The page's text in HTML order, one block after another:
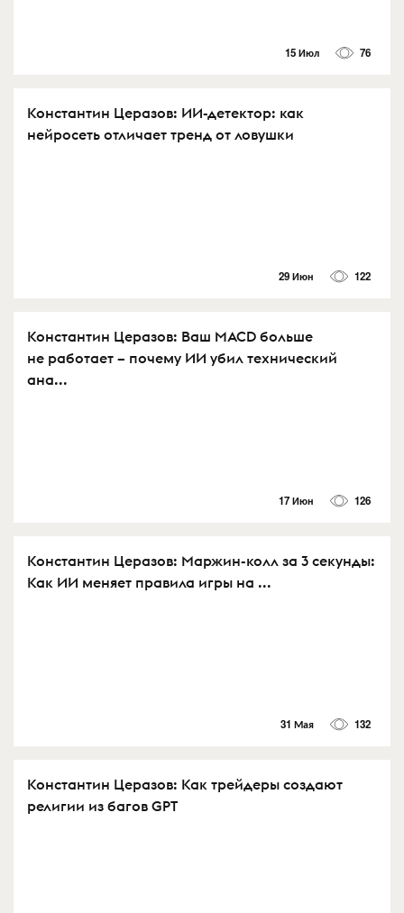
15 Июл 76
Константин Церазов: ИИ-детектор: как
нейросеть отличает тренд от ловушки
29 Июн 122
Константин Церазов: Ваш MACD больше
не работает – почему ИИ убил технический
ана...
17 Июн 126
Константин Церазов: Маржин-колл за 3 секунды:
Как ИИ меняет правила игры на ...
31 Мая 132
Константин Церазов: Как трейдеры создают
религии из багов GPT